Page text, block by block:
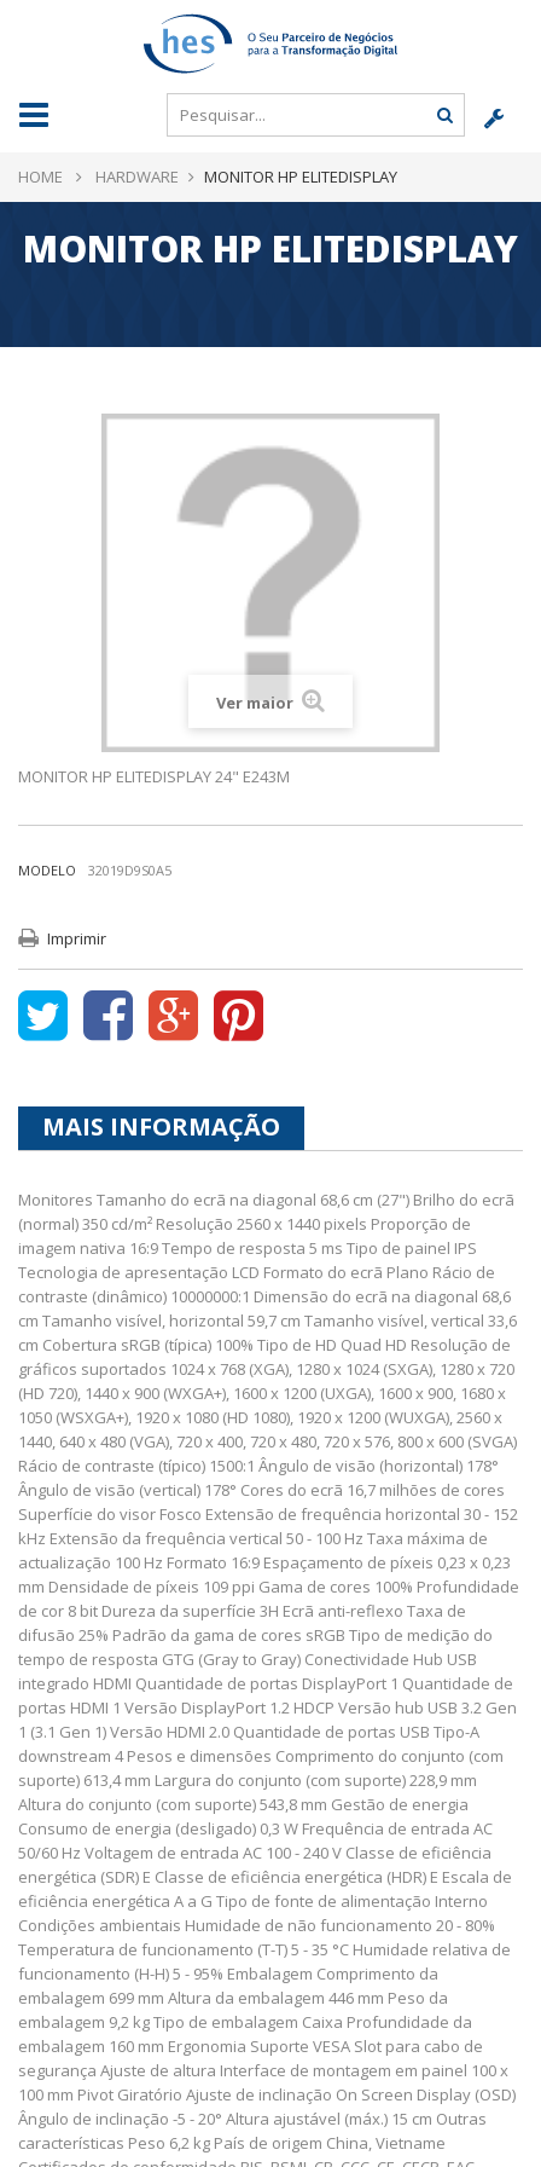
HOME HARDWARE MONITOR HP ELITEDISPLAY
MONITOR HP ELITEDISPLAY
Ver maior
MONITOR HP ELITEDISPLAY 24" E243M
MODELO 32019D9S0A5
Imprimir
MAIS INFORMAÇÃO
Monitores Tamanho do ecrã na diagonal 68,6 cm (27") Brilho do ecrã
(normal) 350 cd/m² Resolução 2560 x 1440 pixels Proporção de
imagem nativa 16:9 Tempo de resposta 5 ms Tipo de painel IPS
Tecnologia de apresentação LCD Formato do ecrã Plano Rácio de
contraste (dinâmico) 10000000:1 Dimensão do ecrã na diagonal 68,6
cm Tamanho visível, horizontal 59,7 cm Tamanho visível, vertical 33,6
cm Cobertura sRGB (típica) 100% Tipo de HD Quad HD Resolução de
gráficos suportados 1024 x 768 (XGA), 1280 x 1024 (SXGA), 1280 x 720
(HD 720), 1440 x 900 (WXGA+), 1600 x 1200 (UXGA), 1600 x 900, 1680 x
1050 (WSXGA+), 1920 x 1080 (HD 1080), 1920 x 1200 (WUXGA), 2560 x
1440, 640 x 480 (VGA), 720 x 400, 720 x 480, 720 x 576, 800 x 600 (SVGA)
Rácio de contraste (típico) 1500:1 Ângulo de visão (horizontal) 178°
Ângulo de visão (vertical) 178° Cores do ecrã 16,7 milhões de cores
Superfície do visor Fosco Extensão de frequência horizontal 30 - 152
kHz Extensão da frequência vertical 50 - 100 Hz Taxa máxima de
actualização 100 Hz Formato 16:9 Espaçamento de píxeis 0,23 x 0,23
mm Densidade de píxeis 109 ppi Gama de cores 100% Profundidade
de cor 8 bit Dureza da superfície 3H Ecrã anti-reflexo Taxa de
difusão 25% Padrão da gama de cores sRGB Tipo de medição do
tempo de resposta GTG (Gray to Gray) Conectividade Hub USB
integrado HDMI Quantidade de portas DisplayPort 1 Quantidade de
portas HDMI 1 Versão DisplayPort 1.2 HDCP Versão hub USB 3.2 Gen
1 (3.1 Gen 1) Versão HDMI 2.0 Quantidade de portas USB Tipo-A
downstream 4 Pesos e dimensões Comprimento do conjunto (com
suporte) 613,4 mm Largura do conjunto (com suporte) 228,9 mm
Altura do conjunto (com suporte) 543,8 mm Gestão de energia
Consumo de energia (desligado) 0,3 W Frequência de entrada AC
50/60 Hz Voltagem de entrada AC 100 - 240 V Classe de eficiência
energética (SDR) E Classe de eficiência energética (HDR) E Escala de
eficiência energética A a G Tipo de fonte de alimentação Interno
Condições ambientais Humidade de não funcionamento 20 - 80%
Temperatura de funcionamento (T-T) 5 - 35 °C Humidade relativa de
funcionamento (H-H) 5 - 95% Embalagem Comprimento da
embalagem 699 mm Altura da embalagem 446 mm Peso da
embalagem 9,2 kg Tipo de embalagem Caixa Profundidade da
embalagem 160 mm Ergonomia Suporte VESA Slot para cabo de
segurança Ajuste de altura Interface de montagem em painel 100 x
100 mm Pivot Giratório Ajuste de inclinação On Screen Display (OSD)
Ângulo de inclinação -5 - 20° Altura ajustável (máx.) 15 cm Outras
características Peso 6,2 kg País de origem China, Vietname